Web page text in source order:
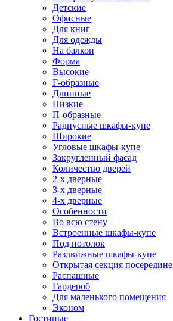
Детские
Офисные
Для книг
Для одежды
На балкон
Форма
Высокие
Г-образные
Длинные
Низкие
П-образные
Радиусные шкафы-купе
Широкие
Угловые шкафы-купе
Закругленный фасад
Количество дверей
2-х дверные
3-х дверные
4-х дверные
Особенности
Во всю стену
Встроенные шкафы-купе
Под потолок
Раздвижные шкафы-купе
Открытая секция посередине
Распашные
Гардероб
Для маленького помещения
Эконом
Гостиные